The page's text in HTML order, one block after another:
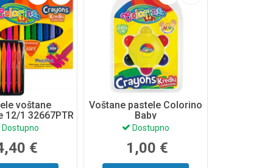
voštane
12/1 32667PTR
Dostupno
€
Voštane pastele Colorino
Baby
Dostupno
1,00 €